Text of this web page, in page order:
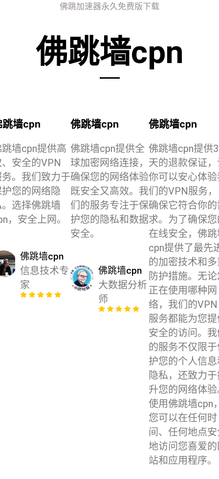
佛跳加速器永久免费版下载
佛跳墙cpn
跳墙cpn
墙cpn提供高
安全的VPN
。我们致力于
您的网络隐
选择佛跳墙
，安全上网。
佛跳墙cpn
信息技术专
家
佛跳墙cpn
佛跳墙cpn提供全
球加密网络连接，
确保您的网络体验
既安全又高效。我
们的服务专注于保
护您的隐私和数据
安全。
佛跳墙cpn
大数据分析
师
佛跳墙cpn
佛跳墙cpn提供
天的退款保证
你可以安心体
们的VPN服务，
确保它符合你
求。为了确保
在线安全，佛
cpn提供了最先
的加密技术和
防护措施。无
正在使用哪种网
络，我们的VPN
服务都能为您
安全的访问。
的服务不仅限
护您的个人信
隐私，还致力
升您的网络体
使用佛跳墙cpn
您可以在任何时
间、任何地点
地访问您喜爱
站和应用程序。